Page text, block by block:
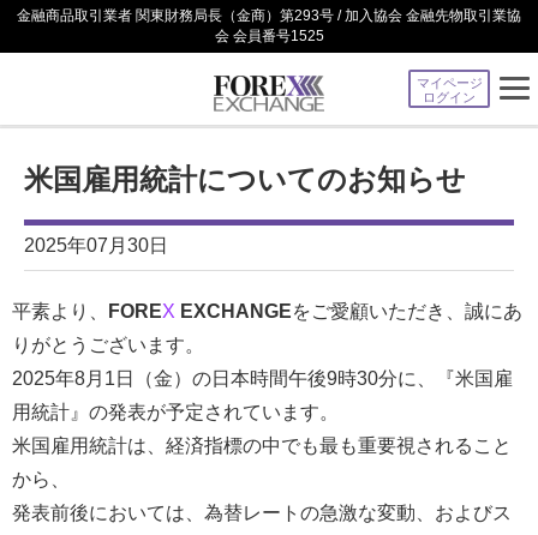
金融商品取引業者 関東財務局長（金商）第293号 / 加入協会 金融先物取引業協
会 会員番号1525
マイページ
ログイン
米国雇用統計についてのお知らせ
2025年07月30日
平素より、 FOREX EXCHANGEをご愛顧いただき、誠にあ
りがとうございます。
2025年8月1日（金）の日本時間午後9時30分に、『米国雇
用統計』の発表が予定されています。
米国雇用統計は、経済指標の中でも最も重要視されること
から、
発表前後においては、為替レートの急激な変動、およびス